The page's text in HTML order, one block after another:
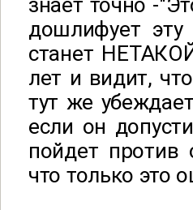
дошлифует эту
станет
лет и видит,
тут же
если он
пойдет
что только это